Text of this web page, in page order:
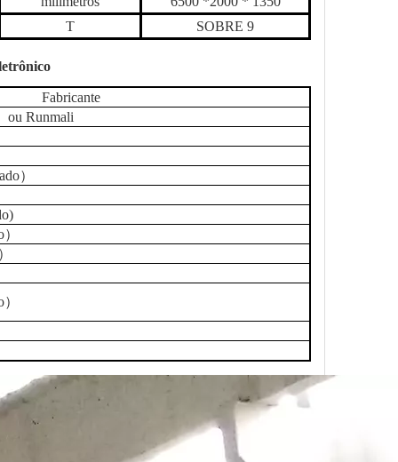
T SOBRE 9
Fabricante
ou Runmali
）
)
）
）
）